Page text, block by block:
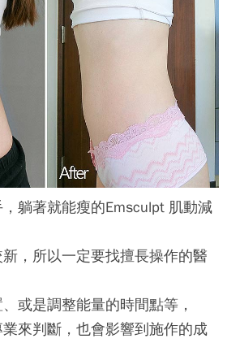
躺著就能瘦的Emsculpt 肌動減
，所以一定要找擅長操作的醫
或是調整能量的時間點等，
來判斷，也會影響到施作的成